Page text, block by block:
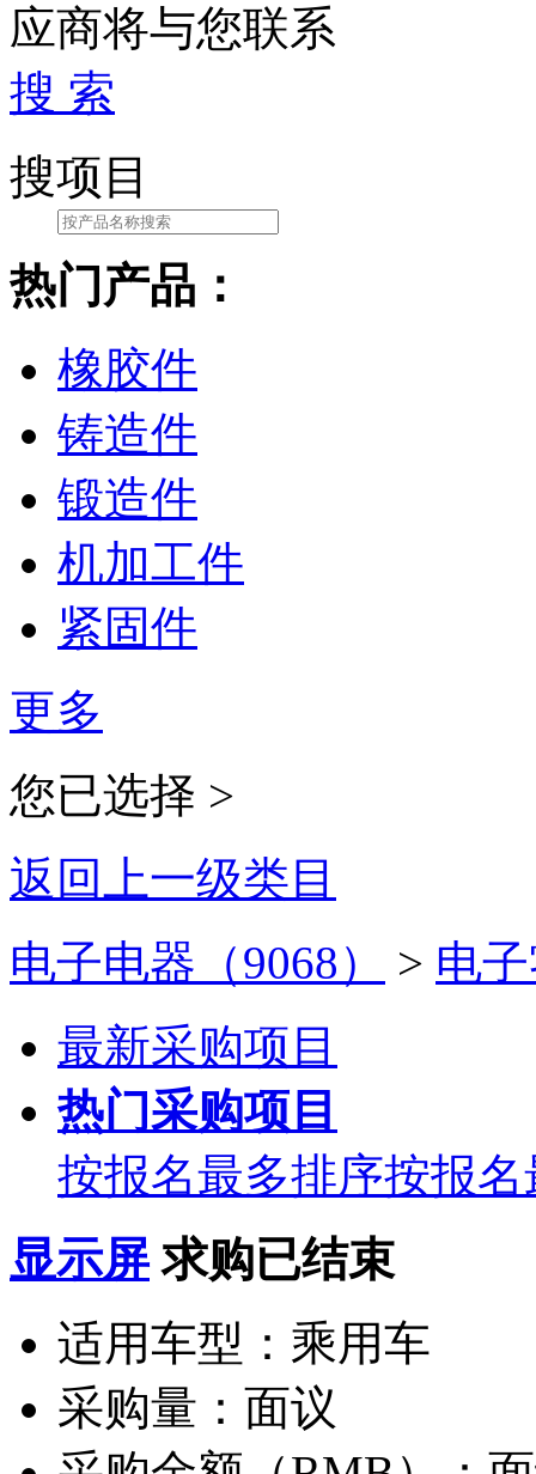
应商将与您联系
搜 索
搜项目
热门产品：
橡胶件
铸造件
锻造件
机加工件
紧固件
更多
您已选择 >
返回上一级类目
电子电器（9068）
> 电
最新采购项目
热门采购项目
按报名最多排序按报
显示屏 求购已结束
适用车型： 乘用车
采购量： 面议